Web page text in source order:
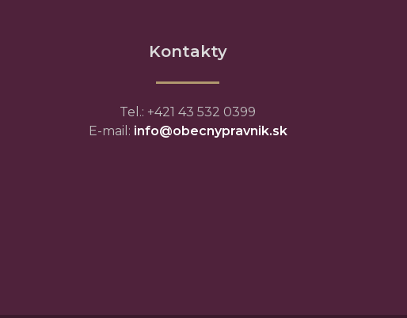
Kontakty
Tel.: +421 43 532 0399
E-mail: info@obecnypravnik.sk